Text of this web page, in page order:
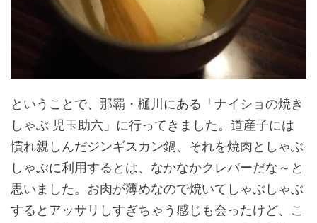
ということで、那覇・樋川にある「ナイショの焼き
しゃぶ 児玉助六」に行ってきました。道産子には
慣れ親しんだジンギスカン鍋、それを焼肉としゃぶ
しゃぶに利用するとは、なかなかクレバーだな～と
思いました。お肉が薄めなので焼いてしゃぶしゃぶ
するとアッサリしすぎちゃう感じも会ったけど、こ